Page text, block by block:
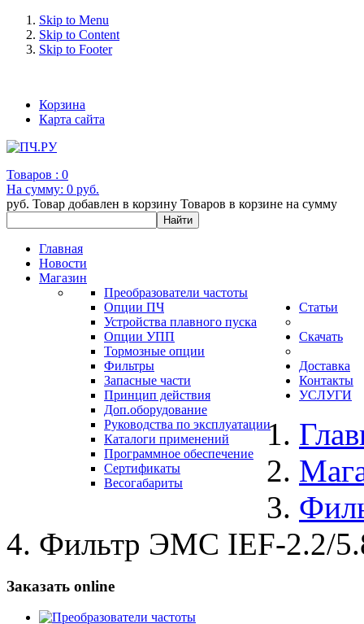
Skip to Menu
Skip to Content
Skip to Footer
Корзина
Карта сайта
Товаров : 0
На сумму: 0 руб.
руб. Товар добавлен в корзину Товаров в корзине на сумму
Главная
Новости
Магазин
Преобразователи частоты
Опции ПЧ
Устройства плавного пуска
Опции УПП
Тормозные опции
Фильтры
Запасные части
Статьи
Принцип действия
Доп.оборудование
Скачать
Руководства по эксплуатации
Каталоги применений
Программное обеспечение
Сертификаты
Весогабариты
Доставка
Контакты
УСЛУГИ
Фильтр ЭМС IEF-2.2/
Заказать online